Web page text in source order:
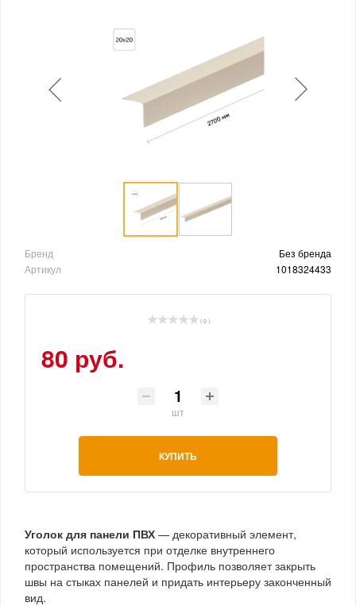
Бренд
Без бренда
Артикул
1018324433
( 0 )
80 руб.
шт
КУПИТЬ
Уголок для панели ПВХ — декоративный элемент,
который используется при отделке внутреннего
пространства помещений. Профиль позволяет закрыть
швы на стыках панелей и придать интерьеру законченный
вид.